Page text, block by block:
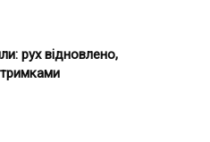
рух відновлено,